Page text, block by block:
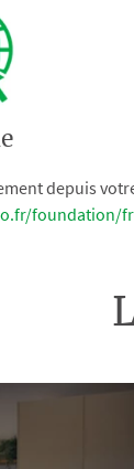
depuis
foundation/